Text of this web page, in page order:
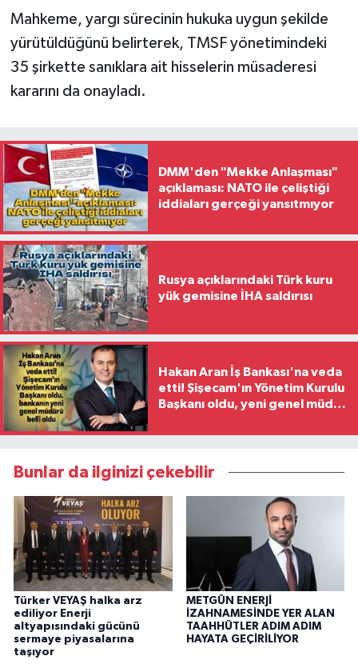
Mahkeme, yargı sürecinin hukuka uygun şekilde
yürütüldüğünü belirterek, TMSF yönetimindeki
35 şirkette sanıklara ait hisselerin müsaderesi
kararını da onayladı.
DMM'den "Mekke Anlaşması"
açıklaması: NATO ile çeliştiği
iddiaları gerçeği yansıtmıyor
Rusya açıklarındaki Türk kuru
yük gemisine İHA saldırısı
Hakan Aran İş Bankası'na veda
etti! Şişecam'ın Yönetim Kurulu
Başkanı oldu, yeni genel müdür
Bunlar da ilginizi çekebilir
Türker VEYAŞ halka arz
ediliyor Enerji
altyapısındaki gücünü
sermaye piyasalarına
taşıyor
METGÜN ENERJİ
İZAHNAMESİNDE YER ALAN
TAAHHÜTLER ADIM ADIM
HAYATA GEÇİRİLİYOR